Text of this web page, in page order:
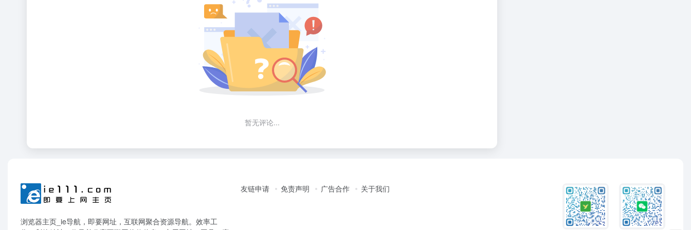
暂无评论...
浏览器主页_ie导航，即要网址，互联网聚合资源导航。效率工
友链申请 免责声明 广告合作 关于我们